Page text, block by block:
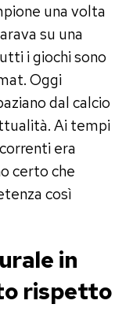
una volta
su una
i giochi sono
Oggi
dal calcio
Ai tempi
era
certo che
così
in
rispetto